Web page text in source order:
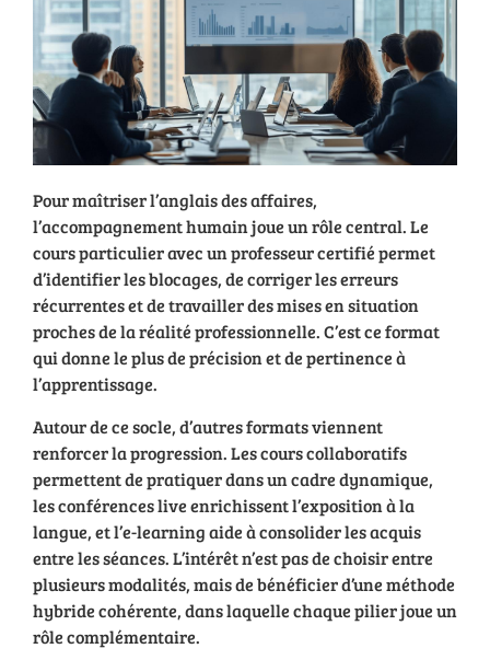
Pour maîtriser l’anglais des affaires,
l’accompagnement humain joue un rôle central. Le
cours particulier avec un professeur certifié permet
d’identifier les blocages, de corriger les erreurs
récurrentes et de travailler des mises en situation
proches de la réalité professionnelle. C’est ce format
qui donne le plus de précision et de pertinence à
l’apprentissage.
Autour de ce socle, d’autres formats viennent
renforcer la progression. Les cours collaboratifs
permettent de pratiquer dans un cadre dynamique,
les conférences live enrichissent l’exposition à la
langue, et l’e-learning aide à consolider les acquis
entre les séances. L’intérêt n’est pas de choisir entre
plusieurs modalités, mais de bénéficier d’une méthode
hybride cohérente, dans laquelle chaque pilier joue un
rôle complémentaire.